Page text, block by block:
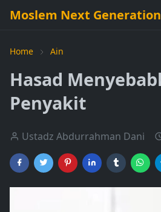
Moslem Next Generation
Home Ain
Hasad
Penyakit
Ustadz Abdurrahman Dani